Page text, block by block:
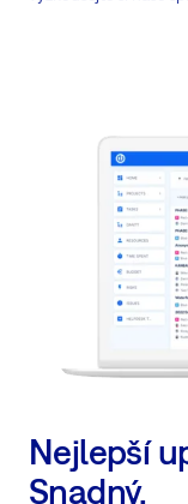
Nejlepší
Snadný.